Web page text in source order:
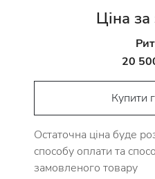
Ціна
20
Купити
Остаточна ціна буде
способу оплати та
замовленого товару